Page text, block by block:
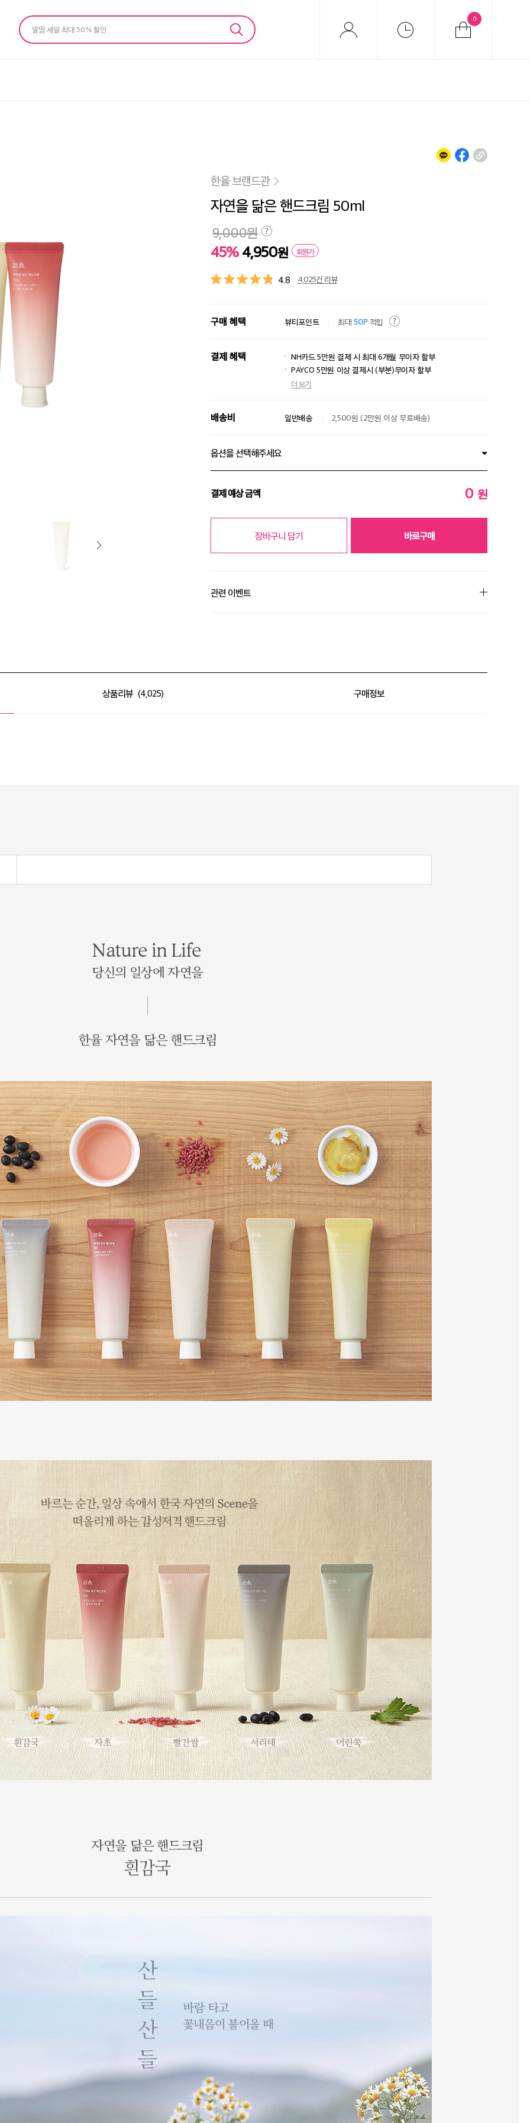
알땀 세일 최대 50% 할인
0
한율 브랜드관
자연을 닮은 핸드크림 50ml
45% 4,950원 회원가
9,000원
4.8 4,025건 리뷰
구매 혜택 뷰티포인트 최대50P적립
결제 혜택
NH카드 5만원 결제 시 최대 6개월 무이자 할부
PAYCO 5만원 이상 결제시 (부분)무이자 할부
더보기
배송비 일반배송 2,500원 (2만원 이상 무료배송)
옵션을 선택해주세요
결제 예상 금액 0 원
장바구니 담기 바로구매
관련 이벤트
상품리뷰 4,025 구매정보